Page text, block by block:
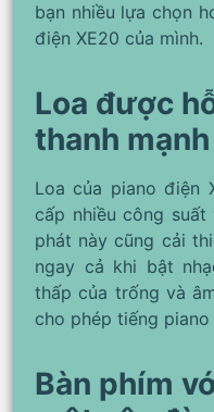
bạn nhiều lựa chọn
điện XE20 của mình.
Loa được
thanh
Loa của piano điện
cấp nhiều công
phát này cũng cải
ngay cả khi bật
thấp của trống và
cho phép tiếng piano
Bàn phím